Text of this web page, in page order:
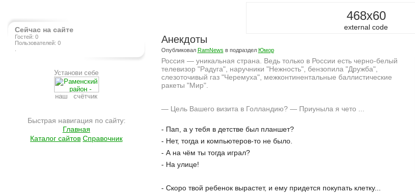
Сейчас на сайте
Гостей: 0
Пользователей: 0
Установи себе
наш счётчик
Быстрая навигация по сайту:
Главная
Каталог сайтов Справочник
468x60
external code
Анекдоты
Опубликовал RamNews в подраздел Юмор
Россия — уникальная страна. Ведь только в России есть черно-белый
телевизор "Радуга", наручники "Нежность", бензопила "Дружба",
слезоточивый газ "Черемуха", межконтинентальные баллистические
ракеты "Мир".
— Цель Вашего визита в Голландию? — Приуныла я чето ...
- Пап, а у тебя в детстве был планшет?
- Нет, тогда и компьютеров-то не было.
- А на чём ты тогда играл?
- На улице!
- Скоро твой ребенок вырастет, и ему придется покупать клетку...